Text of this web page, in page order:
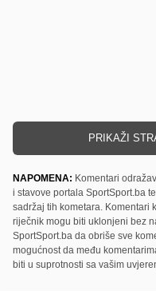
PRIKAŽI
NAPOMENA: Komentari
i stavove portala SportSport.ba
sadržaj tih kometara. Komentari
riječnik mogu biti uklonjeni bez
SportSport.ba da obriše sve
mogućnost da među
biti u suprotnosti sa vašim